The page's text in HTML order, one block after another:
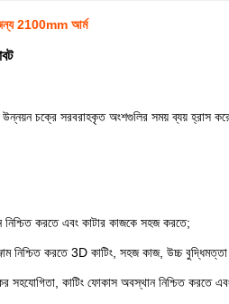
জন্য 2100mm আর্ম
চক্রে সরবরাহকৃত অংশগুলির সময় ব্যয় হ্রাস
নিশ্চিত করতে এবং কাটার কাজকে সহজ করতে;
নিশ্চিত করতে 3D কাটিং, সহজ কাজ, উচ্চ
সহযোগিতা, কাটিং ফোকাস অবস্থান নিশ্চিত করতে